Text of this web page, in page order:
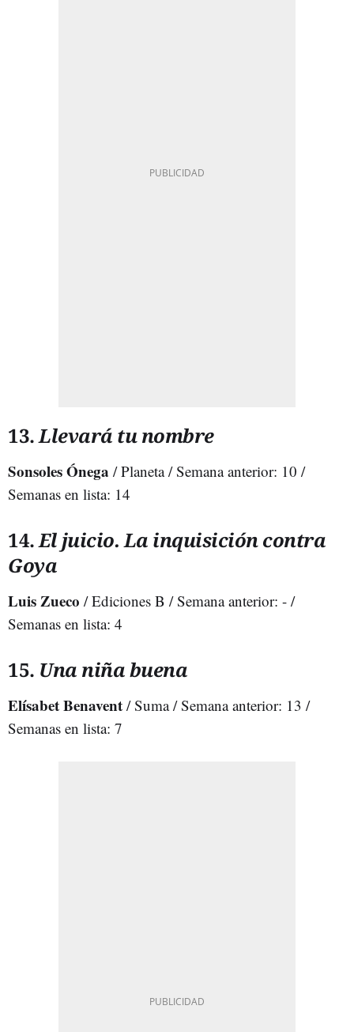
13.Llevará tu nombre
Sonsoles Ónega / Planeta / Semana anterior: 10 /
Semanas en lista: 14
14.El juicio. La inquisición contra
Goya
Luis Zueco / Ediciones B / Semana anterior: - /
Semanas en lista: 4
15. Una niña buena
Elísabet Benavent / Suma / Semana anterior: 13 /
Semanas en lista: 7